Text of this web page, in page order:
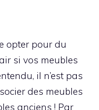
opter pour du
si vos meubles
il n’est pas
des meubles
anciens ! Par